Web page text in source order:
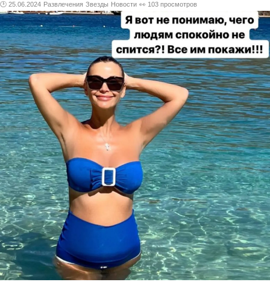
🕑 25.06.2024 Развлечения Звезды Новости 👀 103 просмотров